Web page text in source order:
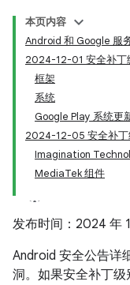
本页内容
Android 和 Google 服
2024-12-01 安全补丁
框架
系统
Google Play 系统更
2024-12-05 安全补丁
Imagination
MediaTek 组件
发布时间：2024 年
Android 安全公告详
洞。如果安全补丁